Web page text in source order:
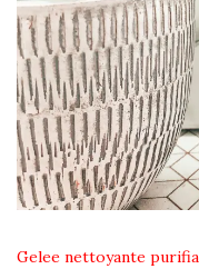
Gelee nettoyante